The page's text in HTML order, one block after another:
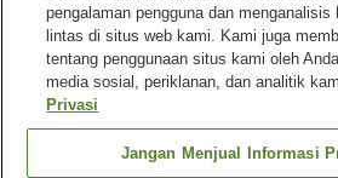
pengalaman pengguna dan menganalisis
lintas di situs web kami. Kami juga
tentang penggunaan situs kami oleh
media sosial, periklanan, dan analitik
Privasi
Jangan Menjual Informasi